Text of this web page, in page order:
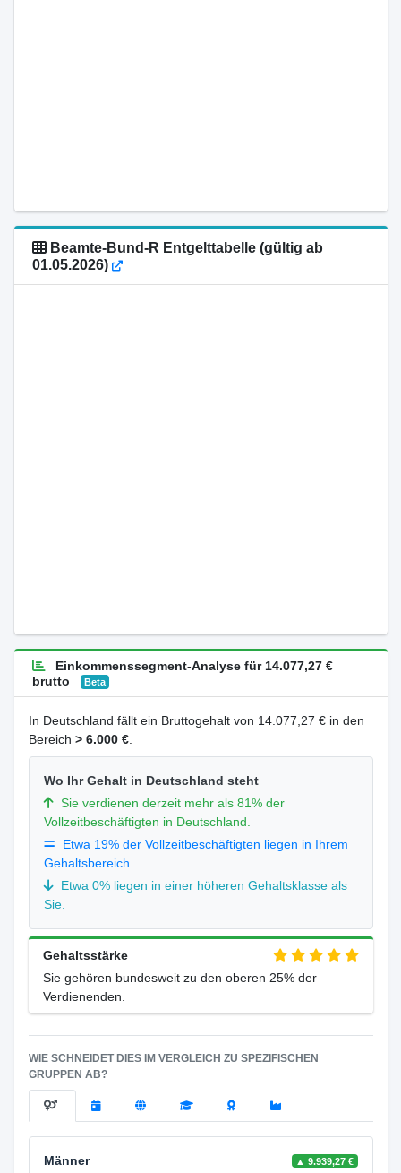
Beamte-Bund-R Entgelttabelle (gültig ab
01.05.2026)
Einkommenssegment-Analyse für 14.077,27 €
brutto
Beta
In Deutschland fällt ein Bruttogehalt von 14.077,27 € in den
Bereich > 6.000 €.
Wo Ihr Gehalt in Deutschland steht
Sie verdienen derzeit mehr als 81% der
Vollzeitbeschäftigten in Deutschland.
Etwa 19% der Vollzeitbeschäftigten liegen in Ihrem
Gehaltsbereich.
Etwa 0% liegen in einer höheren Gehaltsklasse als
Sie.
Gehaltsstärke
Sie gehören bundesweit zu den oberen 25% der
Verdienenden.
WIE SCHNEIDET DIES IM VERGLEICH ZU SPEZIFISCHEN
GRUPPEN AB?
Männer ▲ 9.939,27 €